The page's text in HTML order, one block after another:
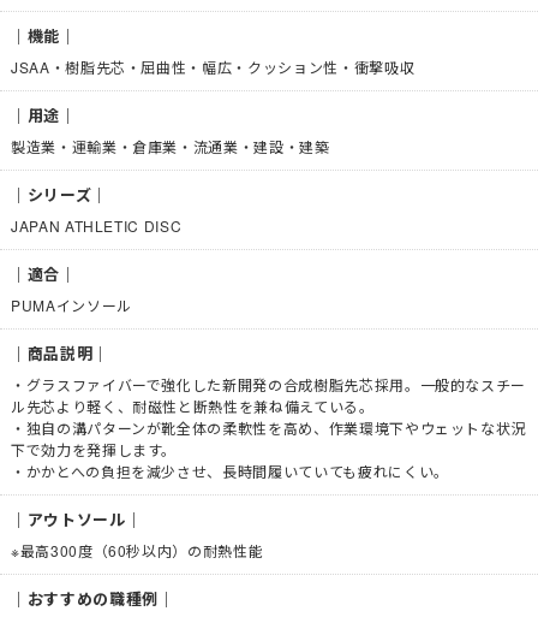
｜機能｜
JSAA・樹脂先芯・屈曲性・幅広・クッション性・衝撃吸収
｜用途｜
製造業・運輸業・倉庫業・流通業・建設・建築
｜シリーズ｜
JAPAN ATHLETIC DISC
｜適合｜
PUMAインソール
｜商品説明｜
・グラスファイバーで強化した新開発の合成樹脂先芯採用。一般的なスチー
ル先芯より軽く、耐磁性と断熱性を兼ね備えている。
・独自の溝パターンが靴全体の柔軟性を高め、作業環境下やウェットな状況
下で効力を発揮します。
・かかとへの負担を減少させ、長時間履いていても疲れにくい。
｜アウトソール｜
※最高300度（60秒以内）の耐熱性能
｜おすすめの職種例｜